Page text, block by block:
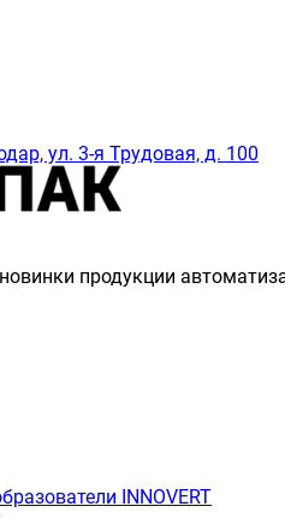
ул. 3-я Трудовая, д. 100
продукции
INNOVERT